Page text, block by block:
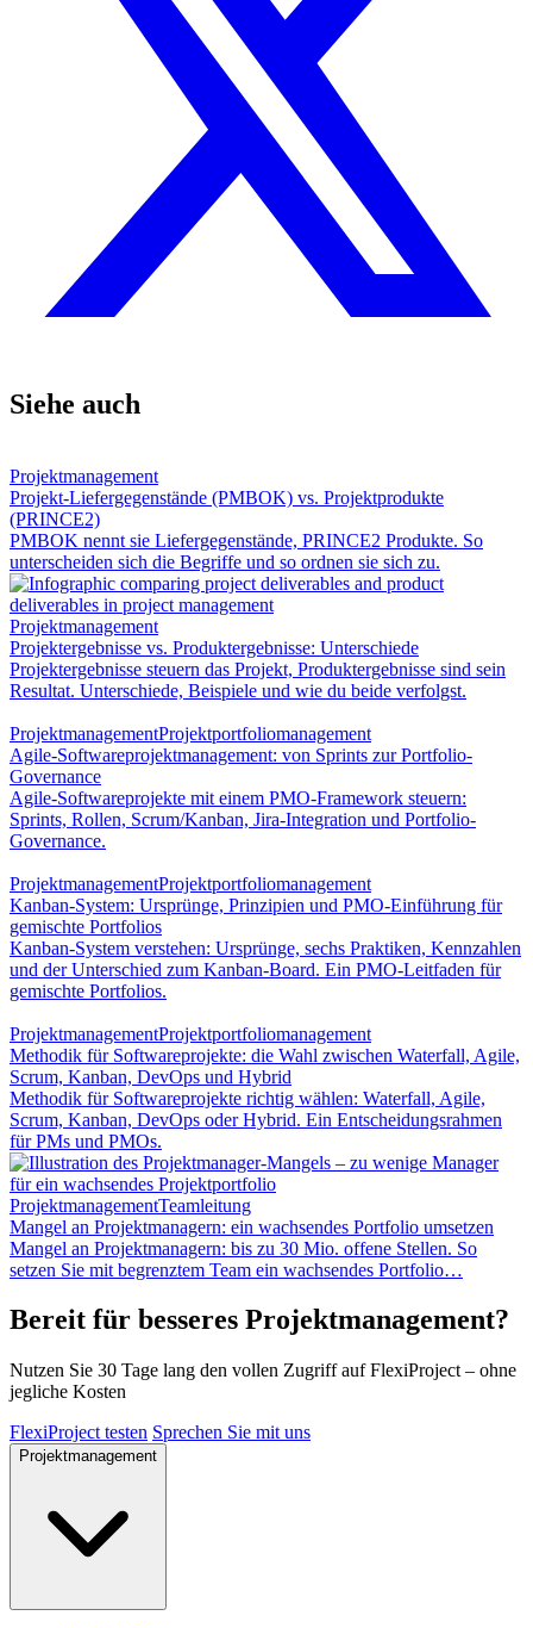
Siehe auch
Projektmanagement
Projekt-Liefergegenstände (PMBOK) vs. Projektprodukte
(PRINCE2)
PMBOK nennt sie Liefergegenstände, PRINCE2 Produkte. So
unterscheiden sich die Begriffe und so ordnen sie sich zu.
Projektmanagement
Projektergebnisse vs. Produktergebnisse: Unterschiede
Projektergebnisse steuern das Projekt, Produktergebnisse sind sein
Resultat. Unterschiede, Beispiele und wie du beide verfolgst.
ProjektmanagementProjektportfoliomanagement
Agile-Softwareprojektmanagement: von Sprints zur Portfolio-
Governance
Agile-Softwareprojekte mit einem PMO-Framework steuern:
Sprints, Rollen, Scrum/Kanban, Jira-Integration und Portfolio-
Governance.
ProjektmanagementProjektportfoliomanagement
Kanban-System: Ursprünge, Prinzipien und PMO-Einführung für
gemischte Portfolios
Kanban-System verstehen: Ursprünge, sechs Praktiken, Kennzahlen
und der Unterschied zum Kanban-Board. Ein PMO-Leitfaden für
gemischte Portfolios.
ProjektmanagementProjektportfoliomanagement
Methodik für Softwareprojekte: die Wahl zwischen Waterfall, Agile,
Scrum, Kanban, DevOps und Hybrid
Methodik für Softwareprojekte richtig wählen: Waterfall, Agile,
Scrum, Kanban, DevOps oder Hybrid. Ein Entscheidungsrahmen
für PMs und PMOs.
ProjektmanagementTeamleitung
Mangel an Projektmanagern: ein wachsendes Portfolio umsetzen
Mangel an Projektmanagern: bis zu 30 Mio. offene Stellen. So
setzen Sie mit begrenztem Team ein wachsendes Portfolio…
Bereit für besseres Projektmanagement?
Nutzen Sie 30 Tage lang den vollen Zugriff auf FlexiProject – ohne
jegliche Kosten
FlexiProject testen Sprechen Sie mit uns
Projektmanagement